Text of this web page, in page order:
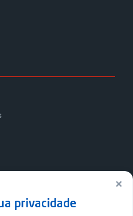
×
privacidade